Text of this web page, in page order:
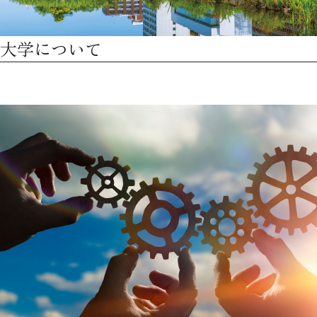
大学について